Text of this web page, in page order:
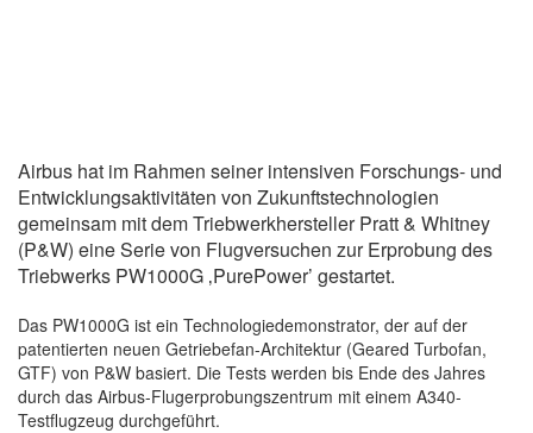
Airbus hat im Rahmen seiner intensiven Forschungs- und
Entwicklungsaktivitäten von Zukunftstechnologien
gemeinsam mit dem Triebwerkhersteller Pratt & Whitney
(P&W) eine Serie von Flugversuchen zur Erprobung des
Triebwerks PW1000G ‚PurePower’ gestartet.
Das PW1000G ist ein Technologiedemonstrator, der auf der
patentierten neuen Getriebefan-Architektur (Geared Turbofan,
GTF) von P&W basiert. Die Tests werden bis Ende des Jahres
durch das Airbus-Flugerprobungszentrum mit einem A340-
Testflugzeug durchgeführt.